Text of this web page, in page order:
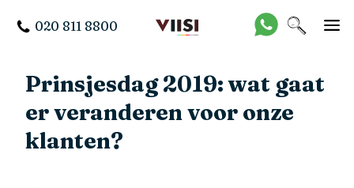
020 811 8800
Prinsjesdag 2019: wat gaat
er veranderen voor onze
klanten?